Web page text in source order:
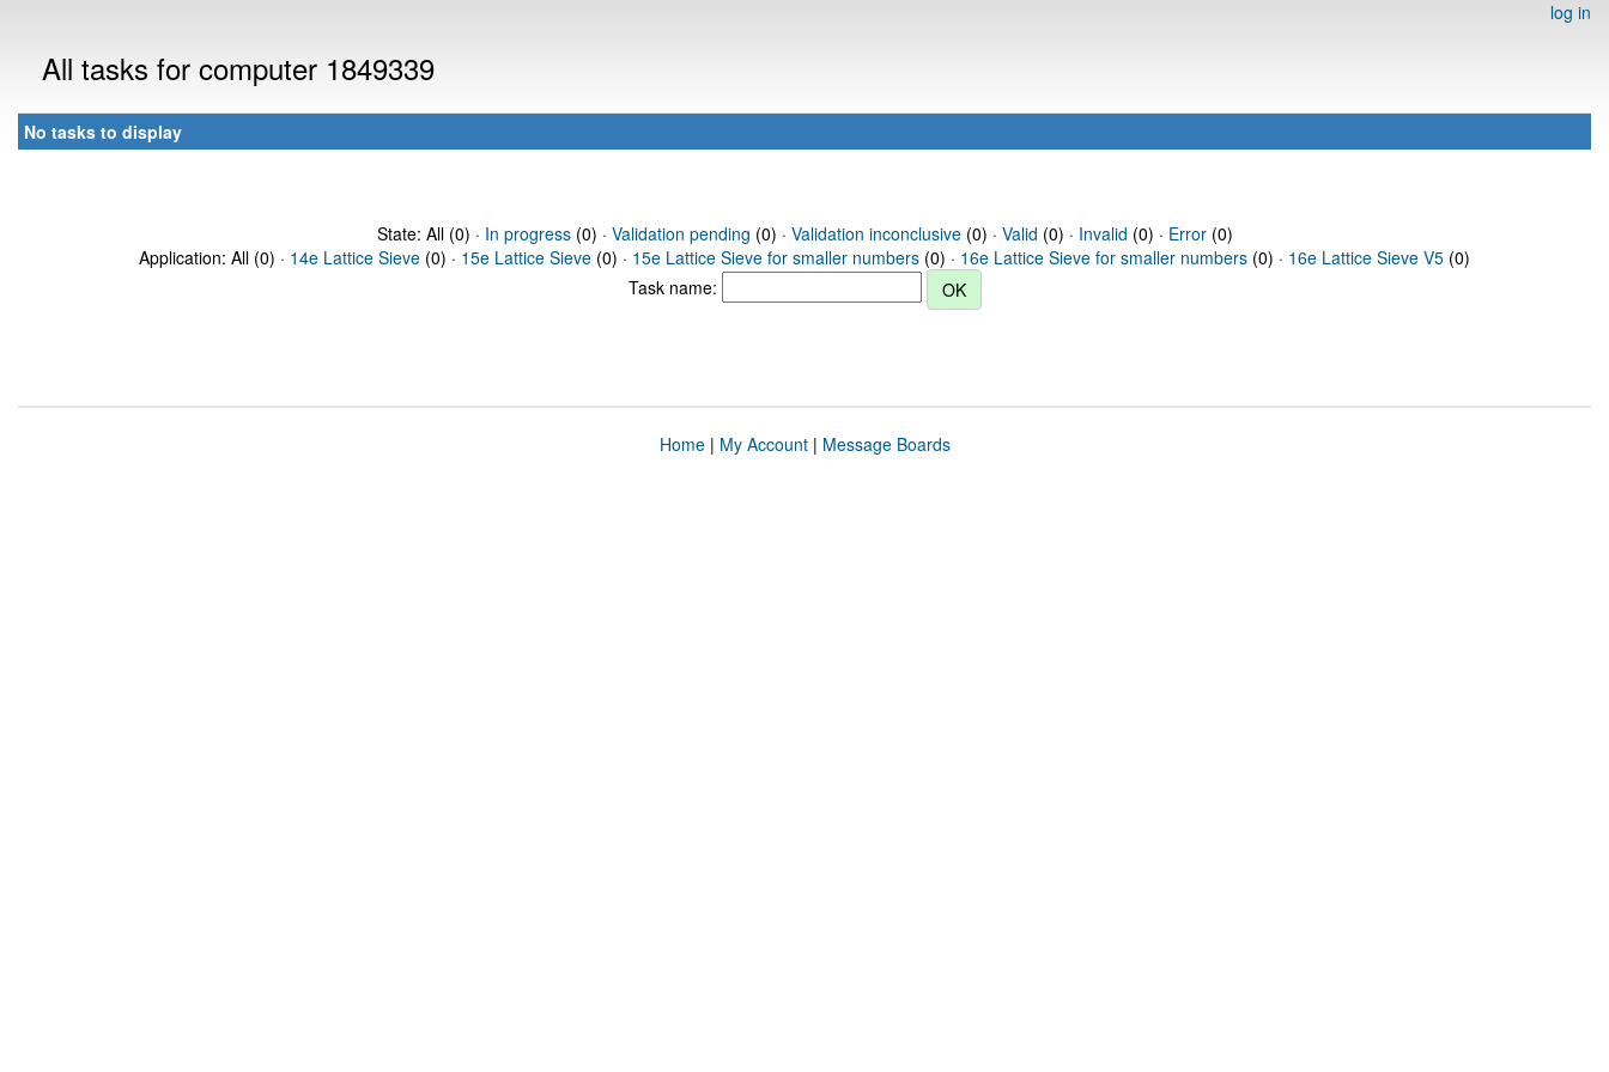
log in
All tasks for computer 1849339
No tasks to display
State: All (0) · In progress(0) · Validation pending (0) · Validation inconclusive(0) · Valid (0) · Invalid (0) · Error(0)
Application: All (0) · 14e Lattice Sieve (0) · 15e Lattice Sieve (0) · 15e Lattice Sieve for smaller numbers (0) · 16e Lattice Sieve for smaller numbers (0) · 16e Lattice Sieve V5 (0)
Task name:
Home| My Account| Message Boards